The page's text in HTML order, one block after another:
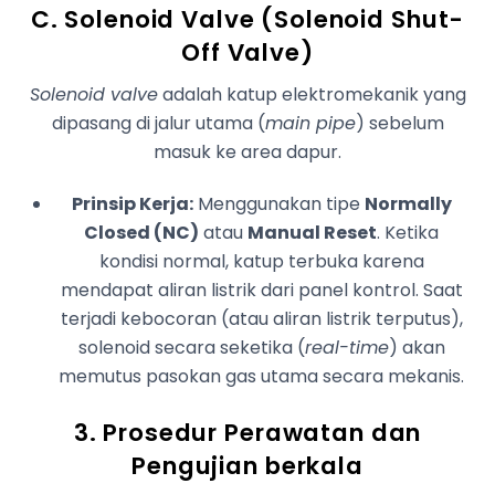
C. Solenoid Valve (Solenoid Shut-
Off Valve)
Solenoid valveadalah katup elektromekanik yang
dipasang di jalur utama (main pipe) sebelum
masuk ke area dapur.
Prinsip Kerja:Menggunakan tipe Normally
Closed (NC) atau Manual Reset. Ketika
kondisi normal, katup terbuka karena
mendapat aliran listrik dari panel kontrol. Saat
terjadi kebocoran (atau aliran listrik terputus),
solenoid secara seketika (real-time) akan
memutus pasokan gas utama secara mekanis.
3. Prosedur Perawatan dan
Pengujian berkala